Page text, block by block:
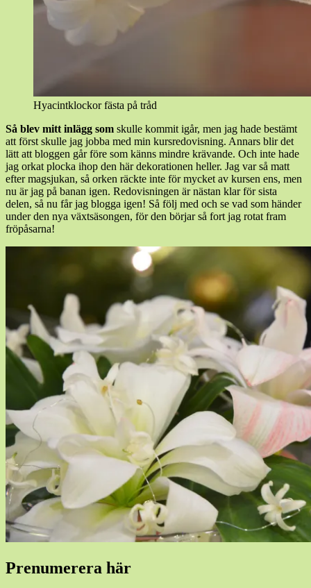
Hyacintklockor fästa på tråd
Så blev mitt inlägg som skulle kommit igår, men jag hade bestämt
att först skulle jag jobba med min kursredovisning. Annars blir det
lätt att bloggen går före som känns mindre krävande. Och inte hade
jag orkat plocka ihop den här dekorationen heller. Jag var så matt
efter magsjukan, så orken räckte inte för mycket av kursen ens, men
nu är jag på banan igen. Redovisningen är nästan klar för sista
delen, så nu får jag blogga igen! Så följ med och se vad som händer
under den nya växtsäsongen, för den börjar så fort jag rotat fram
fröpåsarna!
Prenumerera här